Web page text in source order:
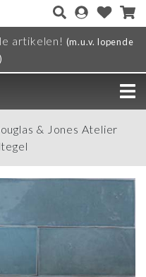
artikelen! (m.u.v. lopende
& Jones Atelier